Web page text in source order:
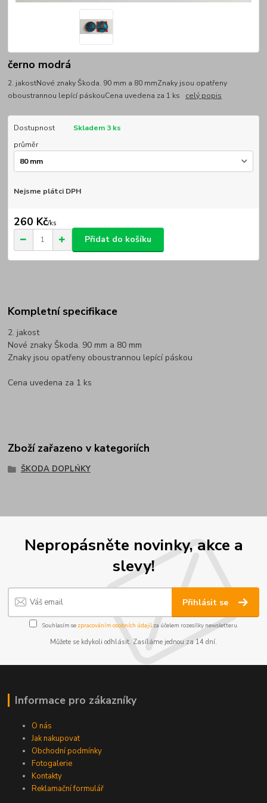
černo modrá
2. jakostNové znaky Škoda. 90 mm a 80 mmZnaky jsou opatřeny
oboustrannou lepící páskouCena uvedena za 1 ks celý popis
Dostupnost
Skladem 3 ks
průměr
Nejsme plátci DPH
260 Kč/ks
Přidat do košíku
Kompletní specifikace
2. jakost
Nové znaky Škoda. 90 mm a 80 mm
Znaky jsou opatřeny oboustrannou lepící páskou
Cena uvedena za 1 ks
Zboží zařazeno v kategoriích
ŠKODA DOPLŃKY
Nepropásněte novinky, akce a
slevy!
Přihlásit se
Souhlasím se zpracováním osobních údajůza účelem rozesílky newsletteru.
Můžete se kdykoli odhlásit. Zasíláme jednou za 14 dní.
Informace pro zákazníky
O nás
Jak nakupovat
Obchodní podmínky
Fotogalerie
Kontakty
Reklamační formulář